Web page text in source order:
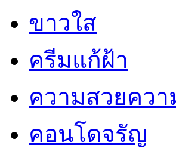
ขาวใส
ครีมแก้ฝ้า
ความสวยควา
คอนโดจรัญ